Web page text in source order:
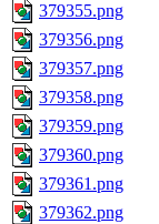
379355.png
379356.png
379357.png
379358.png
379359.png
379360.png
379361.png
379362.png